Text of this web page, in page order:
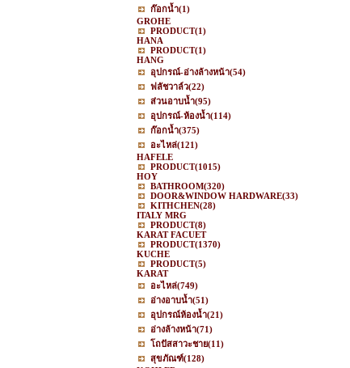
ก๊อกน้ำ(1)
GROHE
PRODUCT(1)
HANA
PRODUCT(1)
HANG
อุปกรณ์-อ่างล้างหน้า(54)
ฟลัชวาล์ว(22)
ส่วนอาบน้ำ(95)
อุปกรณ์-ห้องน้ำ(114)
ก๊อกน้ำ(375)
อะไหล่(121)
HAFELE
PRODUCT(1015)
HOY
BATHROOM(320)
DOOR&WINDOW HARDWARE(33)
KITHCHEN(28)
ITALY MRG
PRODUCT(8)
KARAT FACUET
PRODUCT(1370)
KUCHE
PRODUCT(5)
KARAT
อะไหล่(749)
อ่างอาบน้ำ(51)
อุปกรณ์ห้องน้ำ(21)
อ่างล้างหน้า(71)
โถปัสสาวะชาย(11)
สุขภัณฑ์(128)